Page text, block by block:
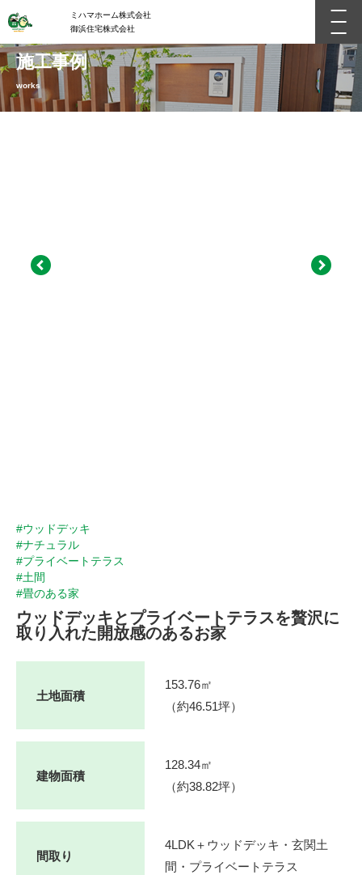
ミハマホーム株式会社
御浜住宅株式会社
施工事例
works
#ウッドデッキ
#ナチュラル
#プライベートテラス
#土間
#畳のある家
ウッドデッキとプライベートテラスを贅沢に
取り入れた開放感のあるお家
土地面積
153.76㎡
（約46.51坪）
建物面積
128.34㎡
（約38.82坪）
間取り
4LDK＋ウッドデッキ・玄関土
間・プライベートテラス